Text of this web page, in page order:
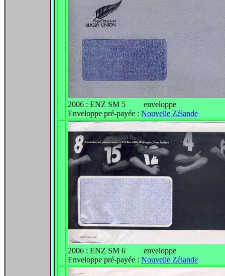
2006 : ENZ SM 5 enveloppe
Enveloppe pré-payée : Nouvelle Zélande
6
2006 : ENZ SM 6 enveloppe
Enveloppe pré-payée : Nouvelle Zélande
7